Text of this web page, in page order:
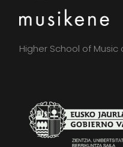
Higher School of